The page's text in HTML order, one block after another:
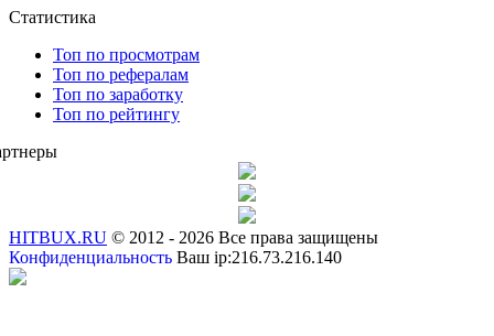
Статистика
Топ по просмотрам
Топ по рефералам
Топ по заработку
Топ по рейтингу
HITBUX.RU © 2012 - 2026 Все права защищены
Конфиденциальность Ваш ip:216.73.216.140